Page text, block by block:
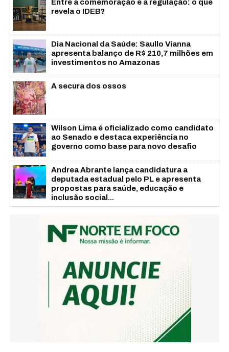
Entre a comemoração e a regulação: o que
revela o IDEB?
Dia Nacional da Saúde: Saullo Vianna
apresenta balanço de R$ 210,7 milhões em
investimentos no Amazonas
A secura dos ossos
Wilson Lima é oficializado como candidato
ao Senado e destaca experiência no
governo como base para novo desafio
Andrea Abrante lança candidatura a
deputada estadual pelo PL e apresenta
propostas para saúde, educação e
inclusão social...